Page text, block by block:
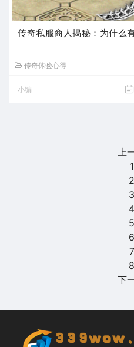
传奇私服商人揭秘：为什么
传奇体验心得
小编
上
1
2
3
4
5
6
7
8
下